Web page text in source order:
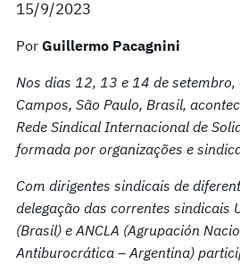
15/9/2023
Por Guillermo Pacagnini
Nos dias 12, 13 e 14 de setembro,
Campos, São Paulo, Brasil,
Rede Sindical Internacional de
formada por organizações e
Com dirigentes sindicais de
delegação das correntes sindicais
(Brasil) e ANCLA (Agrupación
Antiburocrática – Argentina)